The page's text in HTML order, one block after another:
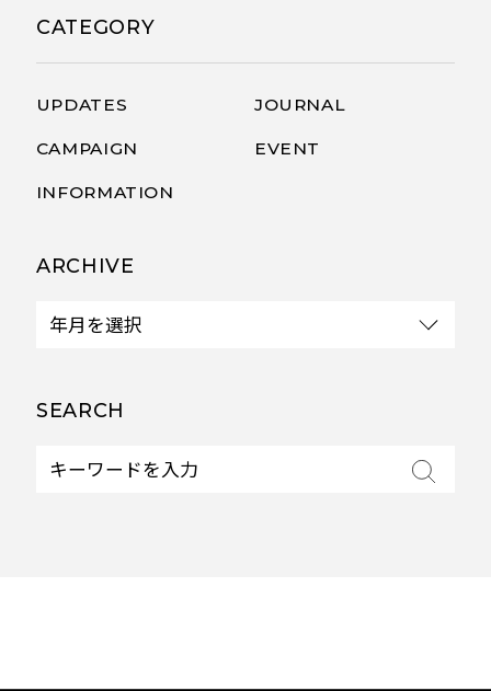
CATEGORY
UPDATES JOURNAL
CAMPAIGN EVENT
INFORMATION
ARCHIVE
SEARCH